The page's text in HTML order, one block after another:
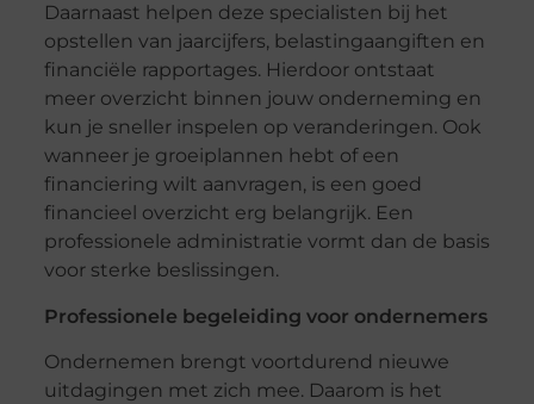
Daarnaast helpen deze specialisten bij het
opstellen van jaarcijfers, belastingaangiften en
financiële rapportages. Hierdoor ontstaat
meer overzicht binnen jouw onderneming en
kun je sneller inspelen op veranderingen. Ook
wanneer je groeiplannen hebt of een
financiering wilt aanvragen, is een goed
financieel overzicht erg belangrijk. Een
professionele administratie vormt dan de basis
voor sterke beslissingen.
Professionele begeleiding voor ondernemers
Ondernemen brengt voortdurend nieuwe
uitdagingen met zich mee. Daarom is het